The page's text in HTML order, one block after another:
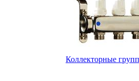
Коллекторные